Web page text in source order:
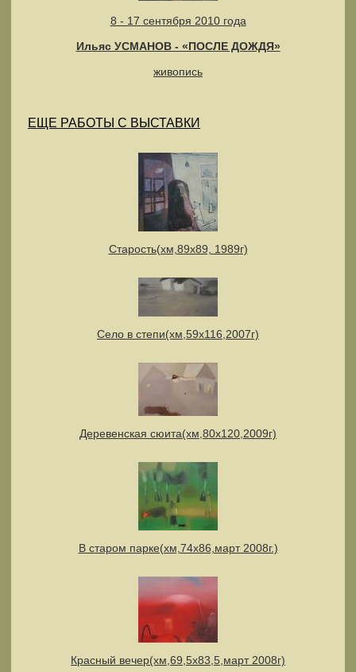
8 - 17 сентября 2010 года
Ильяс УСМАНОВ - «ПОСЛЕ ДОЖДЯ»
живопись
ЕЩЕ РАБОТЫ С ВЫСТАВКИ
Старость(хм,89х89, 1989г)
Село в степи(хм,59х116,2007г)
Деревенская сюита(хм,80х120,2009г)
В старом парке(хм,74х86,март 2008г.)
Красный вечер(хм,69,5х83,5,март 2008г)